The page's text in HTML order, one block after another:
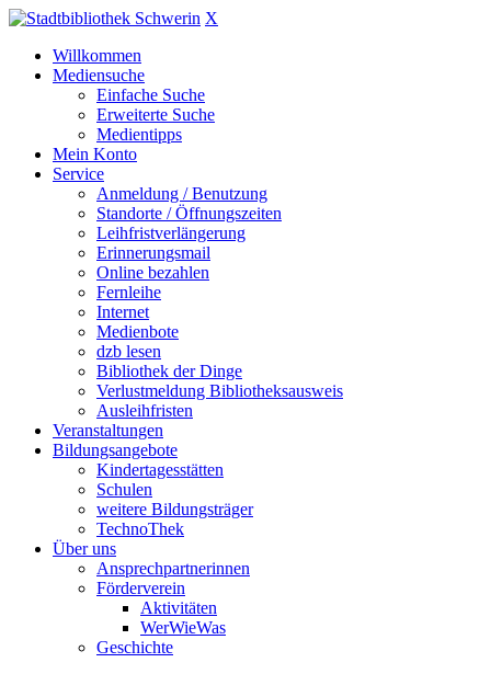
X
Willkommen
Mediensuche
Einfache Suche
Erweiterte Suche
Medientipps
Mein Konto
Service
Anmeldung / Benutzung
Standorte / Öffnungszeiten
Leihfristverlängerung
Erinnerungsmail
Online bezahlen
Fernleihe
Internet
Medienbote
dzb lesen
Bibliothek der Dinge
Verlustmeldung Bibliotheksausweis
Ausleihfristen
Veranstaltungen
Bildungsangebote
Kindertagesstätten
Schulen
weitere Bildungsträger
TechnoThek
Über uns
Ansprechpartnerinnen
Förderverein
Aktivitäten
WerWieWas
Geschichte